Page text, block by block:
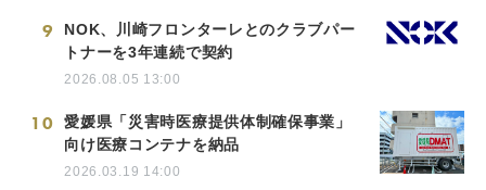
9
NOK、川崎フロンターレとのクラブパー
トナーを3年連続で契約
2026.08.05 13:00
10
愛媛県「災害時医療提供体制確保事業」
向け医療コンテナを納品
2026.03.19 14:00